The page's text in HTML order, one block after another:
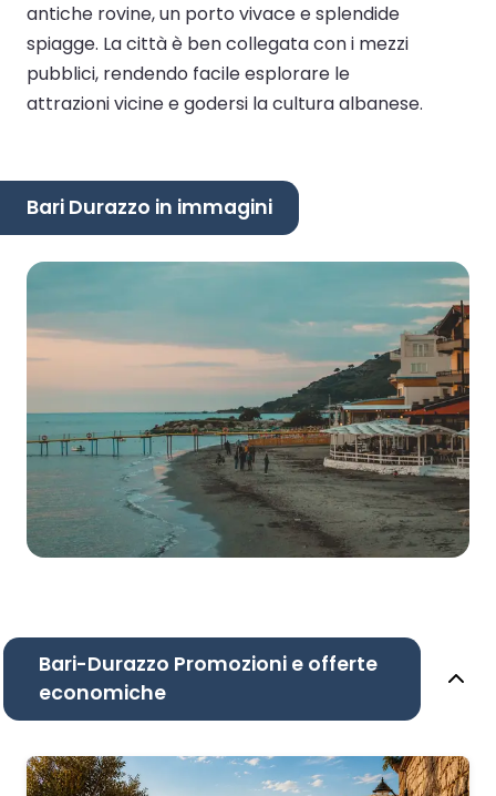
antiche rovine, un porto vivace e splendide
spiagge. La città è ben collegata con i mezzi
pubblici, rendendo facile esplorare le
attrazioni vicine e godersi la cultura albanese.
Bari Durazzo in immagini
Bari-Durazzo Promozioni e offerte
economiche